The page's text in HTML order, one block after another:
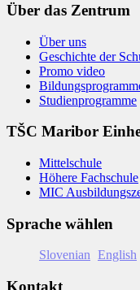
Über das Zentrum
Über uns
Geschichte der
Promo video
Studienprogramme
TŠC Maribor
Mittelschule
Höhere Fachschule
MIC
Sprache wählen
Slovenian English
Kontakt